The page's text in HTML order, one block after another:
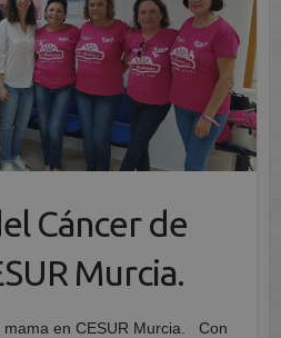
Cáncer de
Murcia.
mama en CESUR Murcia. Con